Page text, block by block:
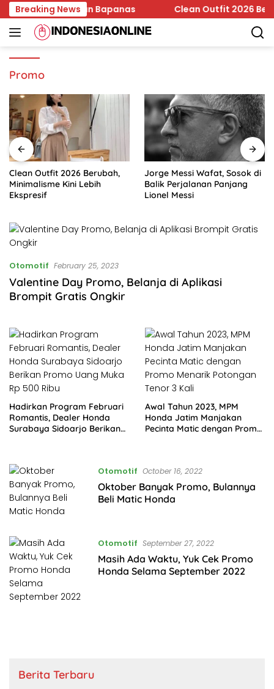
Skip
to
content
Breaking News
Jadi Temuan Bapanas Clean Outfit 2026
Promo
Clean Outfit 2026 Berubah,
Minimalisme Kini Lebih
Ekspresif
Jorge Messi Wafat, Sosok di
Balik Perjalanan Panjang
Lionel Messi
Otomotif February 25, 2023
Valentine Day Promo, Belanja di Aplikasi
Brompit Gratis Ongkir
Hadirkan Program Februari
Romantis, Dealer Honda
Surabaya Sidoarjo Berikan
Awal Tahun 2023, MPM
Honda Jatim Manjakan
Pecinta Matic dengan Promo
Otomotif October 16, 2022
Oktober Banyak Promo, Bulannya
Beli Matic Honda
Otomotif September 27, 2022
Masih Ada Waktu, Yuk Cek Promo
Honda Selama September 2022
Berita Terbaru